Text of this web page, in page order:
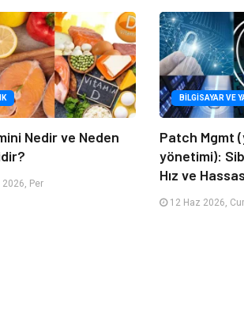
Nedir ve Neden
Per
BILGISAYAR VE
Patch Mgmt
yönetimi):
Hız ve
12 Haz 2026,